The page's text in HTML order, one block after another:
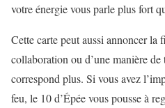
votre énergie vous parle plus fort
Cette carte peut aussi annoncer la
collaboration ou d’une manière
correspond plus. Si vous avez
feu, le 10 d’Épée vous pousse à